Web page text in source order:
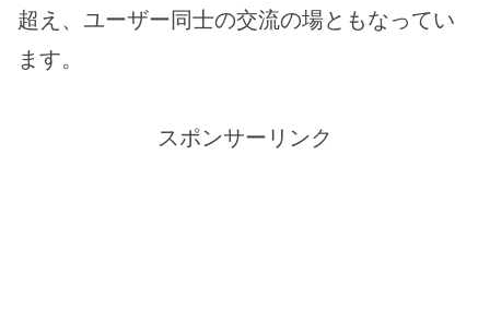
超え、ユーザー同士の交流の場ともなってい
ます。
スポンサーリンク